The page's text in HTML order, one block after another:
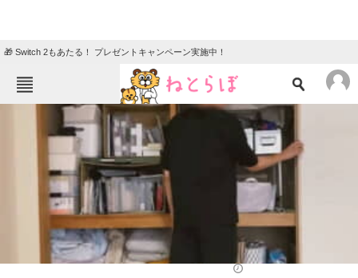
🎁 Switch 2もあたる！ プレゼントキャンペーン実施中！
ねとらぼメニュー